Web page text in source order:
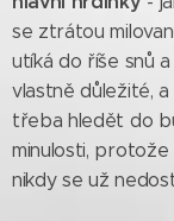
se ztrátou
utíká do říše snů
vlastně důležité,
třeba hledět do
minulosti,
nikdy se už